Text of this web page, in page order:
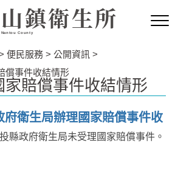
鎮衛生所
County
便民服務 > 公開資訊 >
償事件收結情形
家賠償事件收結情形
府衛生局辦理國家賠償事件收
縣政府衛生局未受理國家賠償事件。